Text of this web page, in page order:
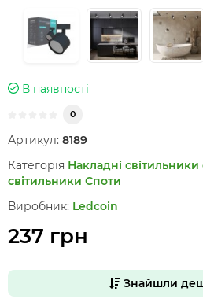
В наявності
0
Артикул: 8189
Категорія Накладні світильники
світильники Споти
Виробник: Ledcoin
237 грн
Знайшли